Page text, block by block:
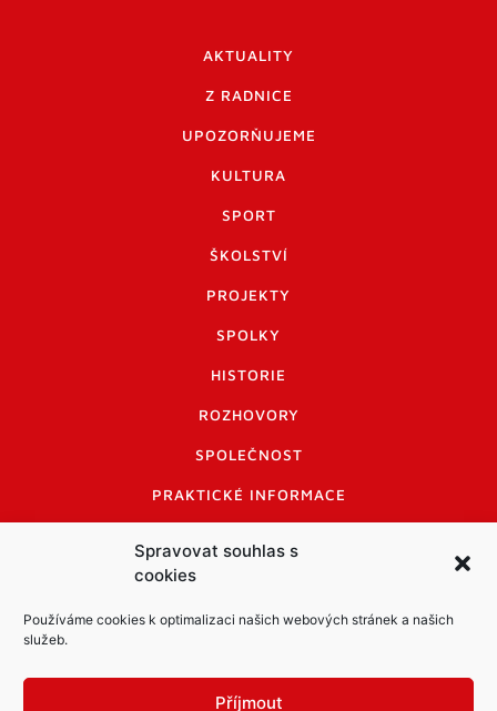
Spravovat souhlas s
cookies
Používáme cookies k optimalizaci našich webových stránek a našich
služeb.
Příjmout
AKTUALITY
Z RADNICE
UPOZORŇUJEME
KULTURA
SPORT
ŠKOLSTVÍ
PROJEKTY
SPOLKY
HISTORIE
ROZHOVORY
SPOLEČNOST
PRAKTICKÉ INFORMACE
INFORMACE A KODEX DISKUTUJÍCÍCH
LOGO A LOGO MANUÁL